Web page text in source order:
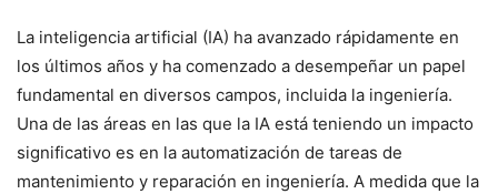
La inteligencia artificial (IA) ha avanzado rápidamente en
los últimos años y ha comenzado a desempeñar un papel
fundamental en diversos campos, incluida la ingeniería.
Una de las áreas en las que la IA está teniendo un impacto
significativo es en la automatización de tareas de
mantenimiento y reparación en ingeniería. A medida que la